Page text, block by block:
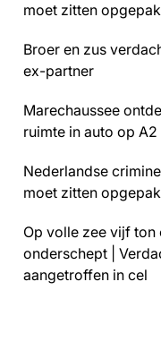
moet zitten
Broer en zus
ex-partner
Marechaussee
ruimte in auto op
Nederlandse
moet zitten
Op volle zee vijf
onderschept |
aangetroffen in cel